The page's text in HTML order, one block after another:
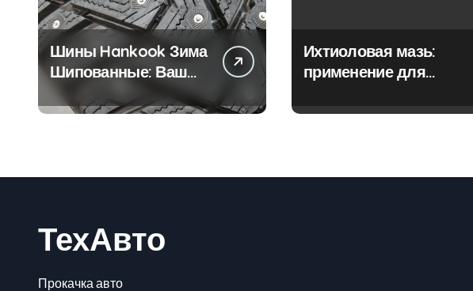
Шины Hankook Зима
Шипованные: Ваш
Надежный Партнёр
на Снежных Дорогах
Ихтиоловая мазь:
применение для
ТехАвто
Прокачка авто